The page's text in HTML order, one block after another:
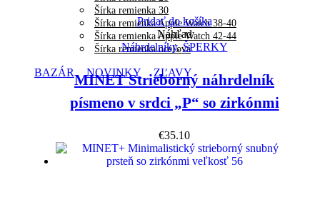
Šírka remienka 30
Šírka remienka Apple Watch 38-40
Šírka remienka Apple Watch 42-44
Šírka remienka oceľová
BAZÁR NOVINKY ZĽAVY
Pridať do košíka
Náhľad
Náhrdelníky,ŠPERKY
MINET Strieborný náhrdelník
písmeno v srdci „P“ so zirkónmi
€35.10